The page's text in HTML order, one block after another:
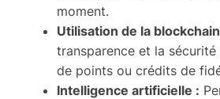
moment.
Utilisation de la
transparence et la
de points ou crédits de
Intelligence artificielle :